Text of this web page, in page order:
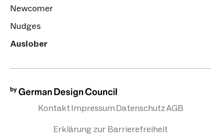
Newcomer
Nudges
Auslober
KontaktImpressumDatenschutzAGB
Erklärung zur Barrierefreiheit